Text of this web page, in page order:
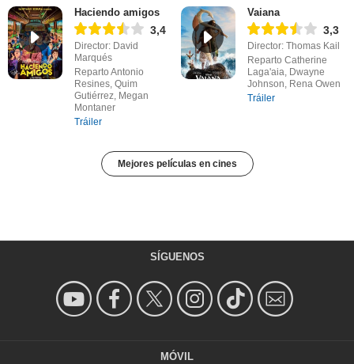
Haciendo amigos
3,4
Director: David
Marqués
Reparto Antonio
Resines, Quim
Gutiérrez, Megan
Montaner
Tráiler
Vaiana
3,3
Director: Thomas Kail
Reparto Catherine
Laga'aia, Dwayne
Johnson, Rena Owen
Tráiler
Mejores películas en cines
SÍGUENOS
MÓVIL